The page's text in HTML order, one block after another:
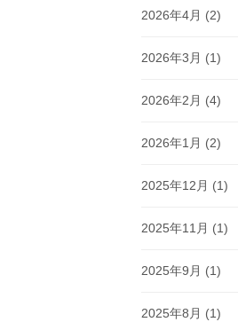
2026年4月 (2)
2026年3月 (1)
2026年2月 (4)
2026年1月 (2)
2025年12月 (1)
2025年11月 (1)
2025年9月 (1)
2025年8月 (1)